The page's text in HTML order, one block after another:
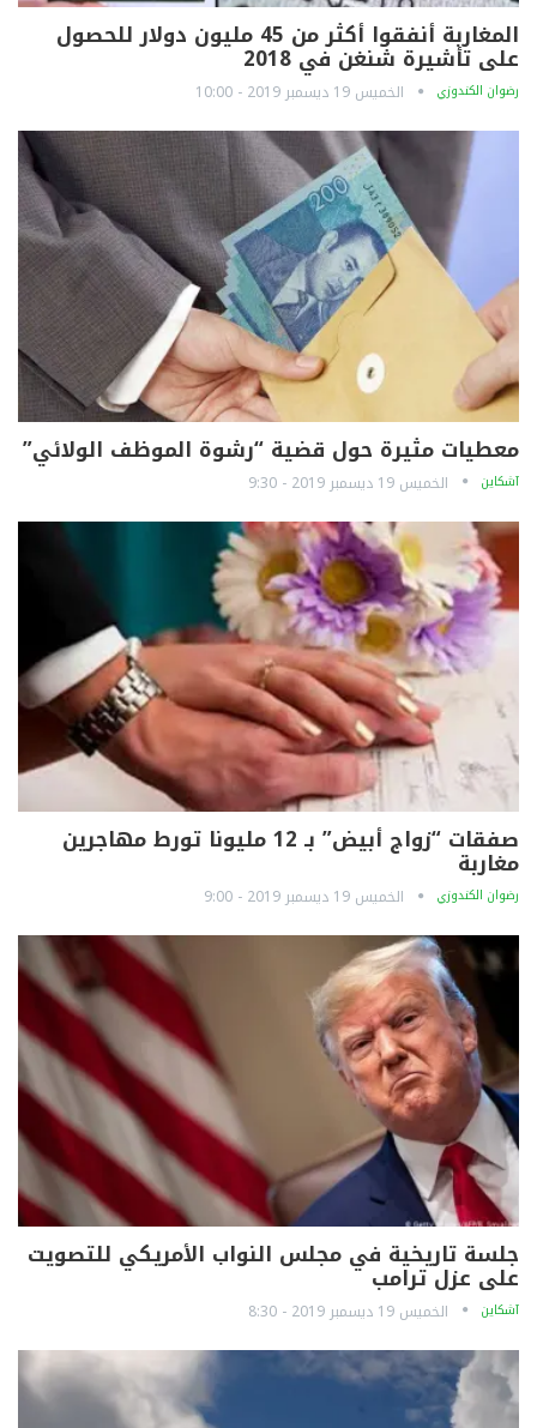
المغاربة أنفقوا أكثر من 45 مليون دولار للحصول
على تأشيرة شنغن في 2018
رضوان الكندوزي الخميس 19 ديسمبر 2019 - 10:00
معطيات مثيرة حول قضية “رشوة الموظف الولائي”
آشكاين الخميس 19 ديسمبر 2019 - 9:30
صفقات “زواج أبيض” بـ 12 مليونا تورط مهاجرين
مغاربة
رضوان الكندوزي الخميس 19 ديسمبر 2019 - 9:00
جلسة تاريخية في مجلس النواب الأمريكي للتصويت
على عزل ترامب
آشكاين الخميس 19 ديسمبر 2019 - 8:30